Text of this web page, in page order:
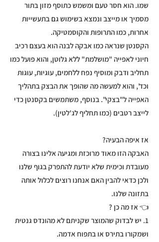
שמו. הוא חסר טעם ומשמש כתוסף מזון בתור
מסמיך או מייצב ונמצא בשימוש גם בתעשייות
אחרות, כמו התרופות והקוסמטיקה.
הקסנטן שנראה כמו אבקה לבנה הוא בעצם רכיב
חיוני לאפייה "מושלמת" ללא גלוטן, והוא פועל כמו
תחליב ודבק ומוסיף נפח ללחמים, עוגיות, עוגות
וכד', והוא למעשה מה שהופך את הבצק בתהליך
האפייה ל"בצקי". בנוסף, משתמשים בקסנטן כדי
לייצב רטבים (כמו תחליף לג'לטין).
אז איפה הבעיה?
האבקה הזו מאוד מרוכזת ומגיעה אלינו בצורה
מעובדת וכימית שלא יודעת להתפרק בגוף שלנו
ולכן כדאי להבין האם אנחנו רוצים לכלול אותה
בתזונה שלנו.
👈 אז מה כן ?
1. יש לבדוק שהמוצר שקניתם לא מהונדס גנטית
ושמקורו בתירס או בתפוח אדמה.